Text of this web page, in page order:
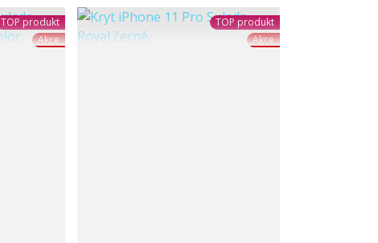
TOP produkt
Akce
TOP produkt
Akce